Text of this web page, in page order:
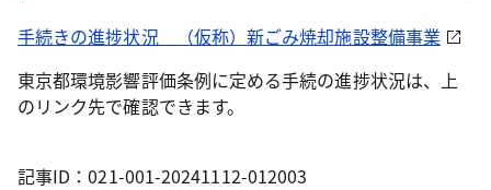
手続きの進捗状況 （仮称）新ごみ焼却施設整備事業
東京都環境影響評価条例に定める手続の進捗状況は、上
のリンク先で確認できます。
記事ID：021-001-20241112-012003